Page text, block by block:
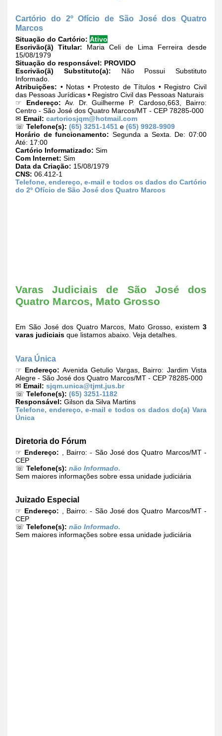
Cartório do 2º Ofício de São José dos Quatro
Marcos
Situação do Cartório: Ativo
Escrivão(ã) Titular: Maria Celi de Lima Ferreira desde
15/08/1979
Situação do responsável: PROVIDO
Escrivão(ã) Substituto(a): Não Possui Substituto
Informado.
Atribuições: • Notas • Protesto de Títulos • Registro Civil
das Pessoas Jurídicas • Registro Civil das Pessoas Naturais
☞ Endereço: Av. Dr. Guilherme P. Cardoso,663, Bairro:
Centro - São José dos Quatro Marcos/MT - CEP 78285-000
✉ Email: cartoriosjqm@hotmail.com
☏ Telefone(s): (65) 3251-1451 e (65) 9928-9909
Horário de funcionamento: Segunda a Sexta. De: 07:00
Até: 17:00
Cartório Informatizado: Sim
Com Internet: Sim
Data da Criação: 15/08/1979
CNS: 06.412-1
Telefone, endereço, e-mail e todos os dados do Cartório
do 2º Ofício de São José dos Quatro Marcos
Varas Judiciais de São José dos
Quatro Marcos, Mato Grosso
Em São José dos Quatro Marcos, Mato Grosso, existem 3
varas judiciais que listamos abaixo. Veja detalhes.
Vara Única
☞ Endereço: Avenida Getulio Vargas, Bairro: Jardim Vista
Alegre - São José dos Quatro Marcos/MT - CEP 78285-000
✉ Email: sjqm.unica@tjmt.jus.br
☏ Telefone(s): (65) 3251-1182
Responsável: Gilson da Silva Martins
Telefone, endereço, e-mail e todos os dados do(a) Vara
Única
Diretoria do Fórum
☞ Endereço: , Bairro: - São José dos Quatro Marcos/MT -
CEP
☏ Telefone(s): não Informado.
Sem maiores informações sobre essa unidade judiciária
Juizado Especial
☞ Endereço: , Bairro: - São José dos Quatro Marcos/MT -
CEP
☏ Telefone(s): não Informado.
Sem maiores informações sobre essa unidade judiciária